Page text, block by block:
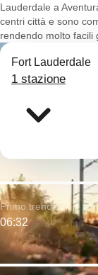
Lauderdale a
centri città e sono
rendendo molto facili
Fort Lauderdale
1 stazione
Primo treno:
06:32